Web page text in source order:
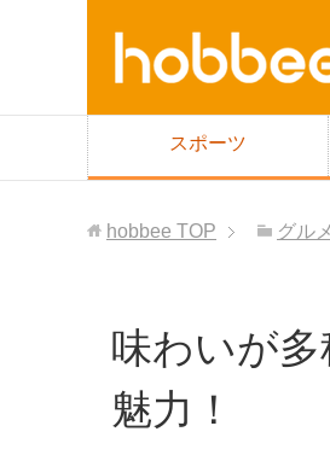
スポーツ
hobbee TOP グルメ
味わいが
魅力！